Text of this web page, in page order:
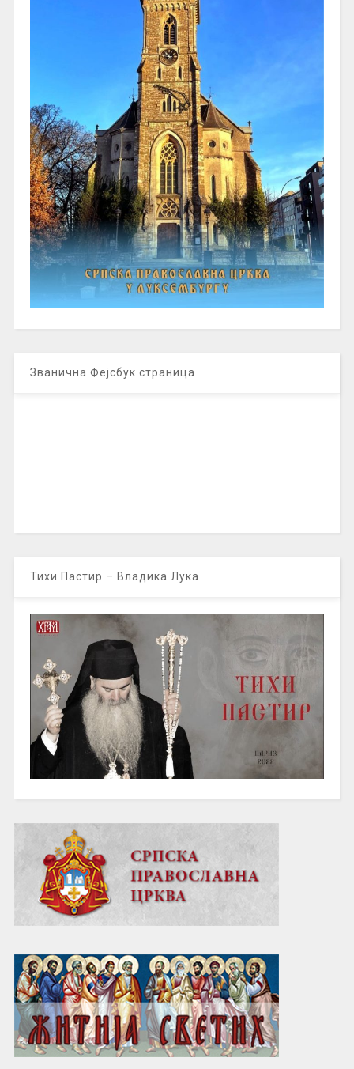
Званична Фејсбук страница
Тихи Пастир – Владика Лука